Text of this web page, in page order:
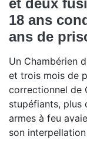
et deux
18 ans
ans de
Un Chambérien
et trois mois de
correctionnel de
stupéfiants, plus
armes à feu
son